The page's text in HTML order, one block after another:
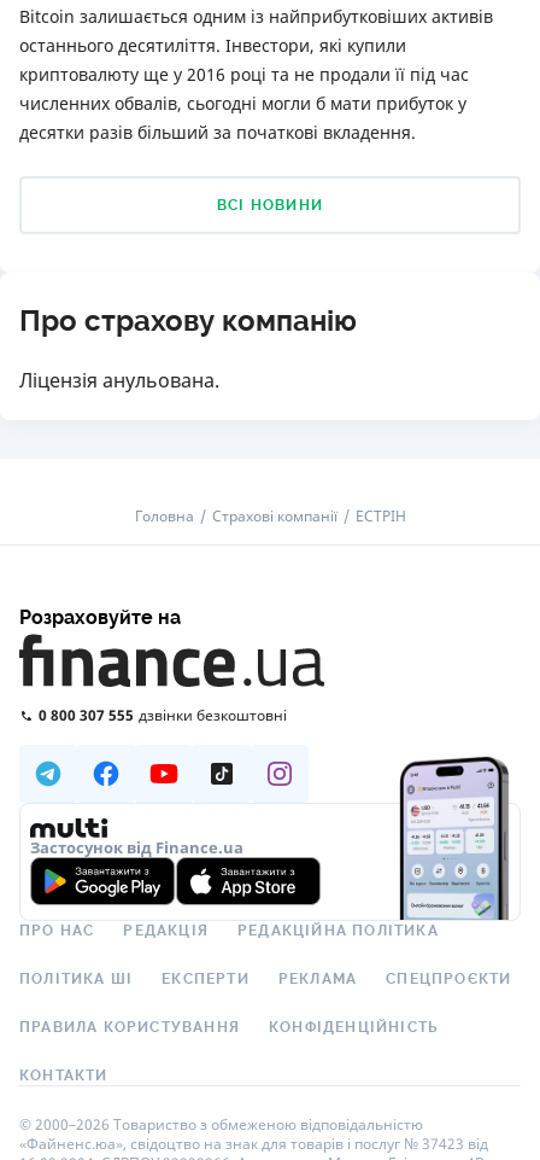
Bitcoin залишається одним із найприбутковіших активів
останнього десятиліття. Інвестори, які купили
криптовалюту ще у 2016 році та не продали її під час
численних обвалів, сьогодні могли б мати прибуток у
десятки разів більший за початкові вкладення.
ВСІ НОВИНИ
Про страхову компанію
Ліцензія анульована.
Головна Страхові компанії ЕСТРІН
Розраховуйте на
0 800 307 555 дзвінки безкоштовні
Застосунок від Finance.ua
ПРО НАС РЕДАКЦІЯ РЕДАКЦІЙНА ПОЛІТИКА
ПОЛІТИКА ШІ ЕКСПЕРТИ РЕКЛАМА СПЕЦПРОЄКТИ
ПРАВИЛА КОРИСТУВАННЯ КОНФІДЕНЦІЙНІСТЬ
КОНТАКТИ
© 2000–2026 Товариство з обмеженою відповідальністю
«Файненс.юа», свідоцтво на знак для товарів і послуг № 37423 від